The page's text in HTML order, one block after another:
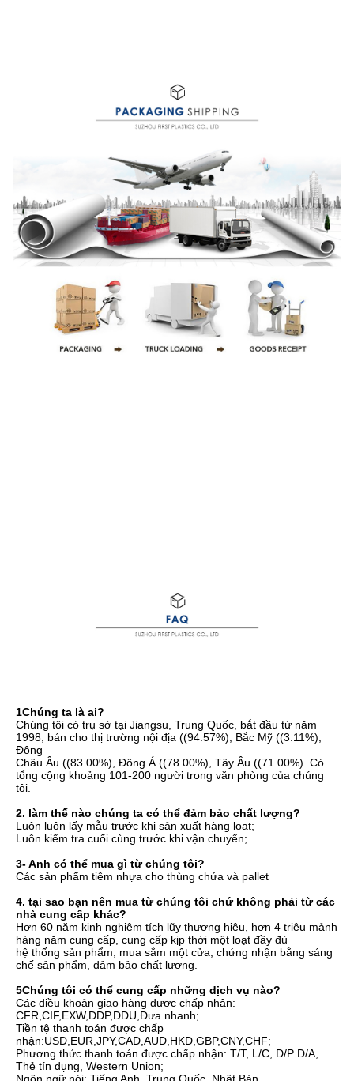
1Chúng ta là ai?
Chúng tôi có trụ sở tại Jiangsu, Trung Quốc, bắt đầu từ năm
1998, bán cho thị trường nội địa ((94.57%), Bắc Mỹ ((3.11%),
Đông
Châu Âu ((83.00%), Đông Á ((78.00%), Tây Âu ((71.00%). Có
tổng cộng khoảng 101-200 người trong văn phòng của chúng
tôi.
2. làm thế nào chúng ta có thể đảm bảo chất lượng?
Luôn luôn lấy mẫu trước khi sản xuất hàng loạt;
Luôn kiểm tra cuối cùng trước khi vận chuyển;
3- Anh có thể mua gì từ chúng tôi?
Các sản phẩm tiêm nhựa cho thùng chứa và pallet
4. tại sao bạn nên mua từ chúng tôi chứ không phải từ các
nhà cung cấp khác?
Hơn 60 năm kinh nghiệm tích lũy thương hiệu, hơn 4 triệu mảnh
hàng năm cung cấp, cung cấp kịp thời một loạt đầy đủ
hệ thống sản phẩm, mua sắm một cửa, chứng nhận bằng sáng
chế sản phẩm, đảm bảo chất lượng.
5Chúng tôi có thể cung cấp những dịch vụ nào?
Các điều khoản giao hàng được chấp nhận:
CFR,CIF,EXW,DDP,DDU,Đưa nhanh;
Tiền tệ thanh toán được chấp
nhận:USD,EUR,JPY,CAD,AUD,HKD,GBP,CNY,CHF;
Phương thức thanh toán được chấp nhận: T/T, L/C, D/P D/A,
Thẻ tín dụng, Western Union;